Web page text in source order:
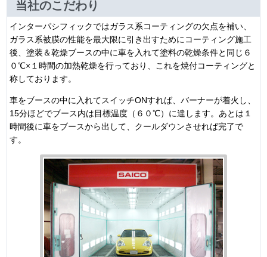
当社のこだわり
インターパシフィックではガラス系コーティングの欠点を補い、
ガラス系被膜の性能を最大限に引き出すためにコーティング施工
後、塗装＆乾燥ブースの中に車を入れて塗料の乾燥条件と同じ６
０℃×１時間の加熱乾燥を行っており、これを焼付コーティングと
称しております。
車をブースの中に入れてスイッチONすれば、バーナーが着火し、
15分ほどでブース内は目標温度（６０℃）に達します。あとは１
時間後に車をブースから出して、クールダウンさせれば完了で
す。